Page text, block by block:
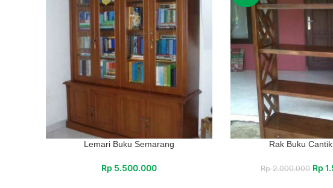
Lemari Buku Semarang
Rp 5.500.000
Rak Buku
Rp2.000.000 Rp